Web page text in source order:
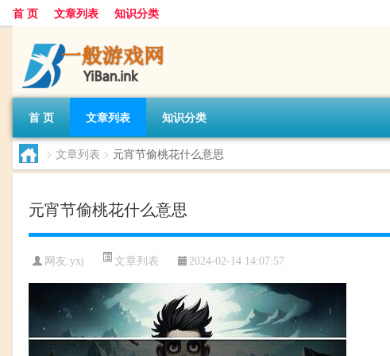
首 页 文章列表 知识分类
首 页 文章列表 知识分类
> 文章列表 > 元宵节偷桃花什么意思
元宵节偷桃花什么意思
网友:yxj 文章列表 2024-02-14 14:07:57